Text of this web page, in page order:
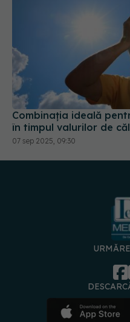
Combinația ideală
în timpul valurilor de
07 sep 2025, 09:30
confidențialitate